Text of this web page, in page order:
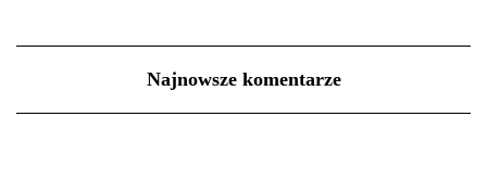
Najnowsze komentarze